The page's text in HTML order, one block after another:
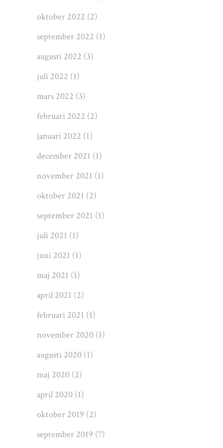
oktober 2022 (2)
september 2022 (1)
augusti 2022 (3)
juli 2022 (1)
mars 2022 (3)
februari 2022 (2)
januari 2022 (1)
december 2021 (1)
november 2021 (1)
oktober 2021 (2)
september 2021 (1)
juli 2021 (1)
juni 2021 (1)
maj 2021 (1)
april 2021 (2)
februari 2021 (1)
november 2020 (1)
augusti 2020 (1)
maj 2020 (2)
april 2020 (1)
oktober 2019 (2)
september 2019 (7)